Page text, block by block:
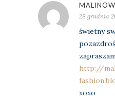
28 grudnia
świetny
http://
xoxo